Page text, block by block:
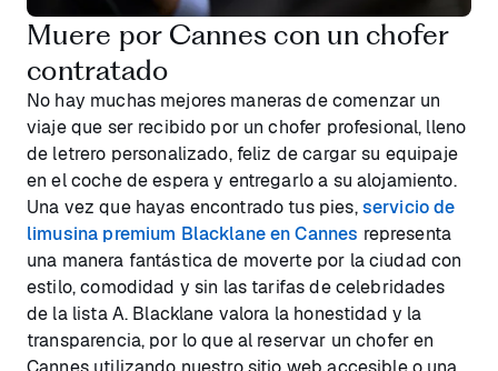
Muere por Cannes con un chofer
contratado
No hay muchas mejores maneras de comenzar un
viaje que ser recibido por un chofer profesional, lleno
de letrero personalizado, feliz de cargar su equipaje
en el coche de espera y entregarlo a su alojamiento.
Una vez que hayas encontrado tus pies,servicio de
limusina premium Blacklane en Cannes representa
una manera fantástica de moverte por la ciudad con
estilo, comodidad y sin las tarifas de celebridades
de la lista A. Blacklane valora la honestidad y la
transparencia, por lo que al reservar un chofer en